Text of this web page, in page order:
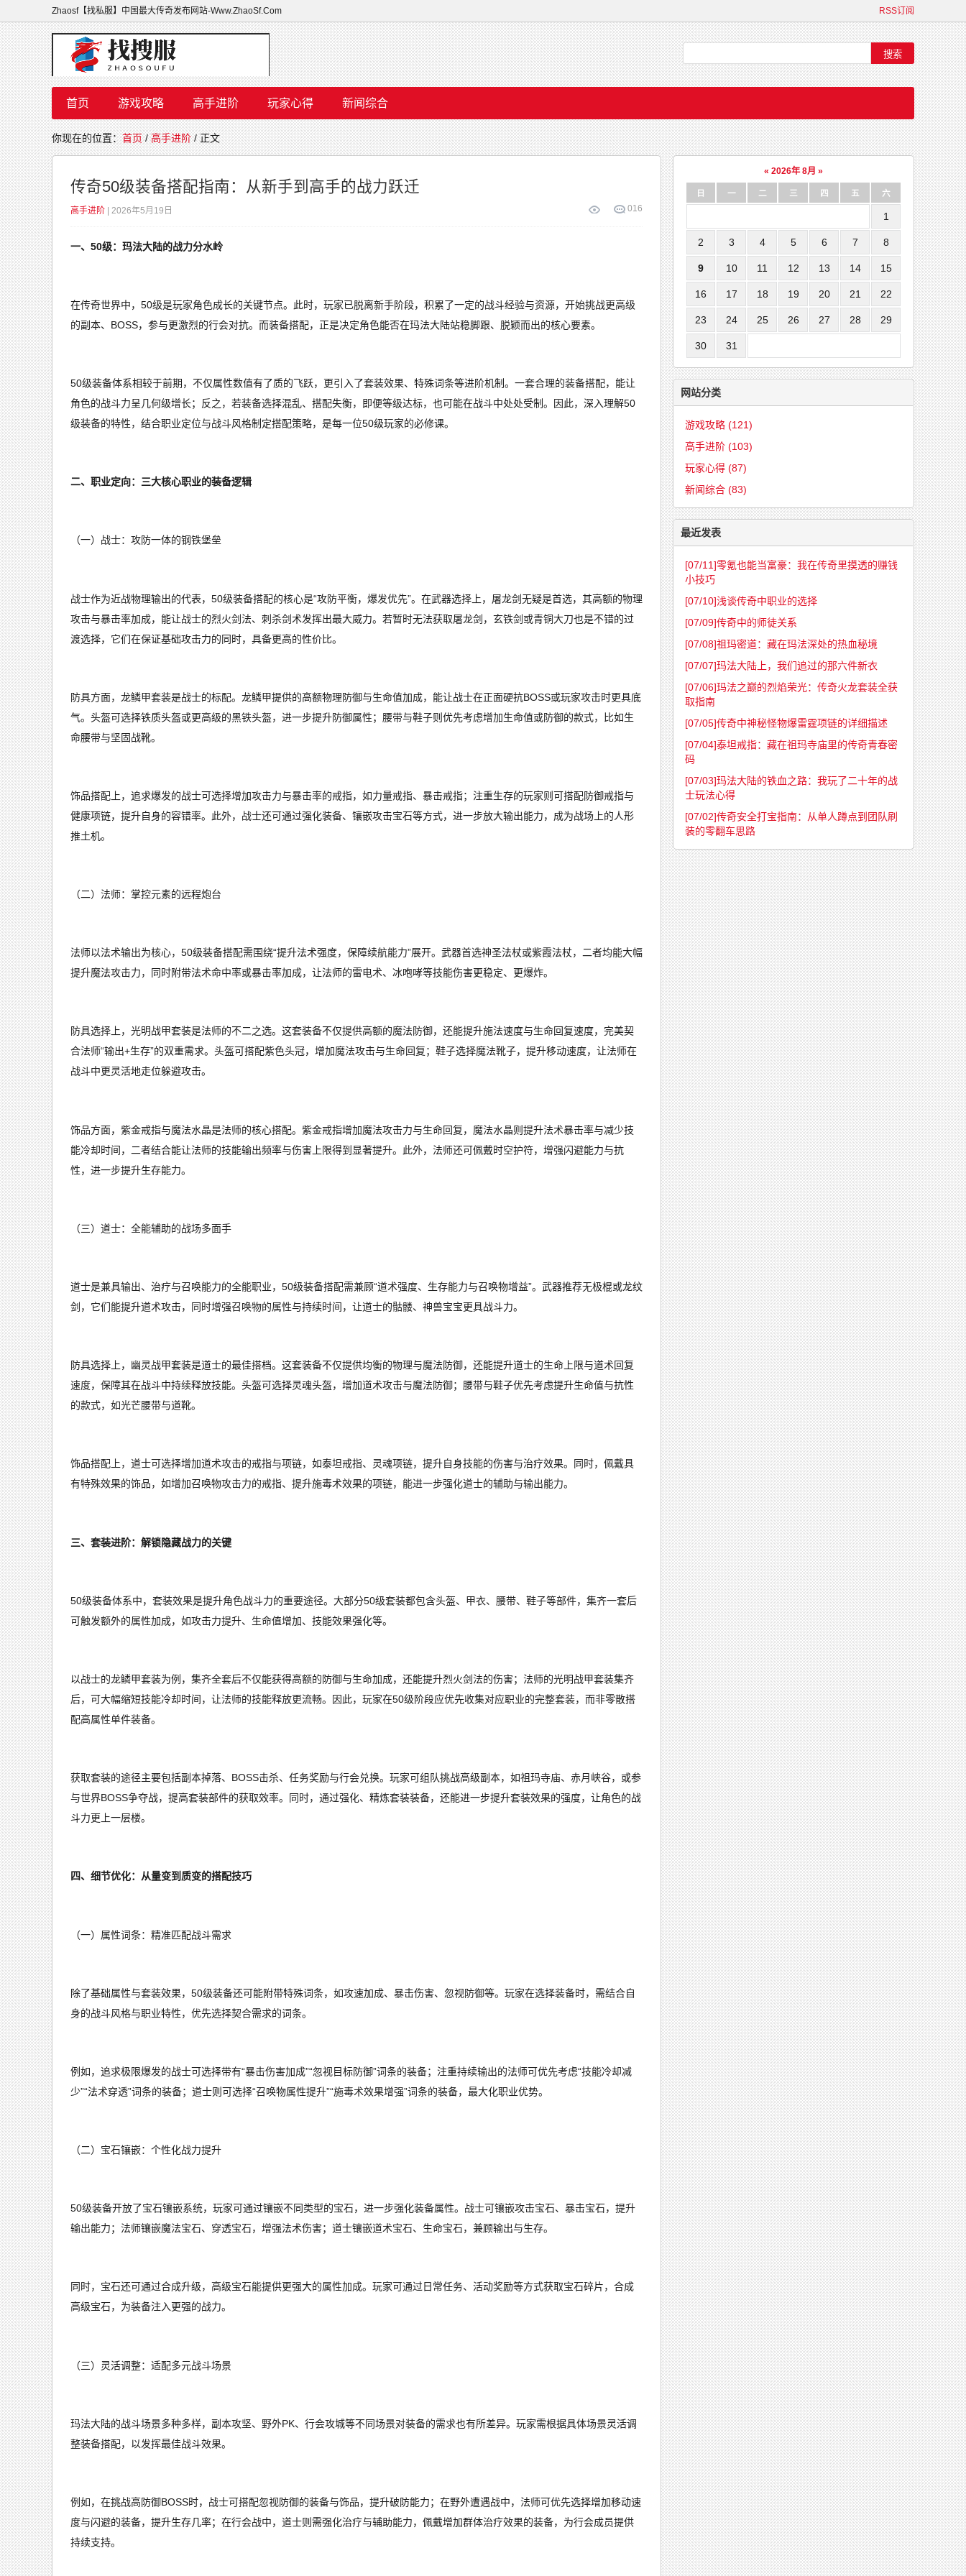
RSS订阅
Zhaosf【找私服】中国最大传奇发布网站-Www.ZhaoSf.Com
首页 游戏攻略 高手进阶 玩家心得 新闻综合
你现在的位置：首页/高手进阶/ 正文
传奇50级装备搭配指南：从新手到高手的战力跃迁
16
0
高手进阶 | 2026年5月19日
一、50级：玛法大陆的战力分水岭
在传奇世界中，50级是玩家角色成长的关键节点。此时，玩家已脱离新手阶段，积累了一定的战斗经验与资源，开始挑战更高级
的副本、BOSS，参与更激烈的行会对抗。而装备搭配，正是决定角色能否在玛法大陆站稳脚跟、脱颖而出的核心要素。
50级装备体系相较于前期，不仅属性数值有了质的飞跃，更引入了套装效果、特殊词条等进阶机制。一套合理的装备搭配，能让
角色的战斗力呈几何级增长；反之，若装备选择混乱、搭配失衡，即便等级达标，也可能在战斗中处处受制。因此，深入理解50
级装备的特性，结合职业定位与战斗风格制定搭配策略，是每一位50级玩家的必修课。
二、职业定向：三大核心职业的装备逻辑
（一）战士：攻防一体的钢铁堡垒
战士作为近战物理输出的代表，50级装备搭配的核心是“攻防平衡，爆发优先”。在武器选择上，屠龙剑无疑是首选，其高额的物理
攻击与暴击率加成，能让战士的烈火剑法、刺杀剑术发挥出最大威力。若暂时无法获取屠龙剑，玄铁剑或青铜大刀也是不错的过
渡选择，它们在保证基础攻击力的同时，具备更高的性价比。
防具方面，龙鳞甲套装是战士的标配。龙鳞甲提供的高额物理防御与生命值加成，能让战士在正面硬抗BOSS或玩家攻击时更具底
气。头盔可选择铁质头盔或更高级的黑铁头盔，进一步提升防御属性；腰带与鞋子则优先考虑增加生命值或防御的款式，比如生
命腰带与坚固战靴。
饰品搭配上，追求爆发的战士可选择增加攻击力与暴击率的戒指，如力量戒指、暴击戒指；注重生存的玩家则可搭配防御戒指与
健康项链，提升自身的容错率。此外，战士还可通过强化装备、镶嵌攻击宝石等方式，进一步放大输出能力，成为战场上的人形
推土机。
（二）法师：掌控元素的远程炮台
法师以法术输出为核心，50级装备搭配需围绕“提升法术强度，保障续航能力”展开。武器首选神圣法杖或紫霞法杖，二者均能大幅
提升魔法攻击力，同时附带法术命中率或暴击率加成，让法师的雷电术、冰咆哮等技能伤害更稳定、更爆炸。
防具选择上，光明战甲套装是法师的不二之选。这套装备不仅提供高额的魔法防御，还能提升施法速度与生命回复速度，完美契
合法师“输出+生存”的双重需求。头盔可搭配紫色头冠，增加魔法攻击与生命回复；鞋子选择魔法靴子，提升移动速度，让法师在
战斗中更灵活地走位躲避攻击。
饰品方面，紫金戒指与魔法水晶是法师的核心搭配。紫金戒指增加魔法攻击力与生命回复，魔法水晶则提升法术暴击率与减少技
能冷却时间，二者结合能让法师的技能输出频率与伤害上限得到显著提升。此外，法师还可佩戴时空护符，增强闪避能力与抗
性，进一步提升生存能力。
（三）道士：全能辅助的战场多面手
道士是兼具输出、治疗与召唤能力的全能职业，50级装备搭配需兼顾“道术强度、生存能力与召唤物增益”。武器推荐无极棍或龙纹
剑，它们能提升道术攻击，同时增强召唤物的属性与持续时间，让道士的骷髅、神兽宝宝更具战斗力。
防具选择上，幽灵战甲套装是道士的最佳搭档。这套装备不仅提供均衡的物理与魔法防御，还能提升道士的生命上限与道术回复
速度，保障其在战斗中持续释放技能。头盔可选择灵魂头盔，增加道术攻击与魔法防御；腰带与鞋子优先考虑提升生命值与抗性
的款式，如光芒腰带与道靴。
饰品搭配上，道士可选择增加道术攻击的戒指与项链，如泰坦戒指、灵魂项链，提升自身技能的伤害与治疗效果。同时，佩戴具
有特殊效果的饰品，如增加召唤物攻击力的戒指、提升施毒术效果的项链，能进一步强化道士的辅助与输出能力。
三、套装进阶：解锁隐藏战力的关键
50级装备体系中，套装效果是提升角色战斗力的重要途径。大部分50级套装都包含头盔、甲衣、腰带、鞋子等部件，集齐一套后
可触发额外的属性加成，如攻击力提升、生命值增加、技能效果强化等。
以战士的龙鳞甲套装为例，集齐全套后不仅能获得高额的防御与生命加成，还能提升烈火剑法的伤害；法师的光明战甲套装集齐
后，可大幅缩短技能冷却时间，让法师的技能释放更流畅。因此，玩家在50级阶段应优先收集对应职业的完整套装，而非零散搭
配高属性单件装备。
获取套装的途径主要包括副本掉落、BOSS击杀、任务奖励与行会兑换。玩家可组队挑战高级副本，如祖玛寺庙、赤月峡谷，或参
与世界BOSS争夺战，提高套装部件的获取效率。同时，通过强化、精炼套装装备，还能进一步提升套装效果的强度，让角色的战
斗力更上一层楼。
四、细节优化：从量变到质变的搭配技巧
（一）属性词条：精准匹配战斗需求
除了基础属性与套装效果，50级装备还可能附带特殊词条，如攻速加成、暴击伤害、忽视防御等。玩家在选择装备时，需结合自
身的战斗风格与职业特性，优先选择契合需求的词条。
例如，追求极限爆发的战士可选择带有“暴击伤害加成”“忽视目标防御”词条的装备；注重持续输出的法师可优先考虑“技能冷却减
少”“法术穿透”词条的装备；道士则可选择“召唤物属性提升”“施毒术效果增强”词条的装备，最大化职业优势。
（二）宝石镶嵌：个性化战力提升
50级装备开放了宝石镶嵌系统，玩家可通过镶嵌不同类型的宝石，进一步强化装备属性。战士可镶嵌攻击宝石、暴击宝石，提升
输出能力；法师镶嵌魔法宝石、穿透宝石，增强法术伤害；道士镶嵌道术宝石、生命宝石，兼顾输出与生存。
同时，宝石还可通过合成升级，高级宝石能提供更强大的属性加成。玩家可通过日常任务、活动奖励等方式获取宝石碎片，合成
高级宝石，为装备注入更强的战力。
（三）灵活调整：适配多元战斗场景
玛法大陆的战斗场景多种多样，副本攻坚、野外PK、行会攻城等不同场景对装备的需求也有所差异。玩家需根据具体场景灵活调
整装备搭配，以发挥最佳战斗效果。
例如，在挑战高防御BOSS时，战士可搭配忽视防御的装备与饰品，提升破防能力；在野外遭遇战中，法师可优先选择增加移动速
度与闪避的装备，提升生存几率；在行会战中，道士则需强化治疗与辅助能力，佩戴增加群体治疗效果的装备，为行会成员提供
持续支持。
« 2026年 8月 »
日 一 二 三 四 五 六
1
2 3 4 5 6 7 8
9 10 11 12 13 14 15
16 17 18 19 20 21 22
23 24 25 26 27 28 29
30 31
网站分类
游戏攻略 (121)
高手进阶 (103)
玩家心得 (87)
新闻综合 (83)
最近发表
[07/11]零氪也能当富豪：我在传奇里摸透的赚钱
小技巧
[07/10]浅谈传奇中职业的选择
[07/09]传奇中的师徒关系
[07/08]祖玛密道：藏在玛法深处的热血秘境
[07/07]玛法大陆上，我们追过的那六件新衣
[07/06]玛法之巅的烈焰荣光：传奇火龙套装全获
取指南
[07/05]传奇中神秘怪物爆雷霆项链的详细描述
[07/04]泰坦戒指：藏在祖玛寺庙里的传奇青春密
码
[07/03]玛法大陆的铁血之路：我玩了二十年的战
士玩法心得
[07/02]传奇安全打宝指南：从单人蹲点到团队刷
装的零翻车思路